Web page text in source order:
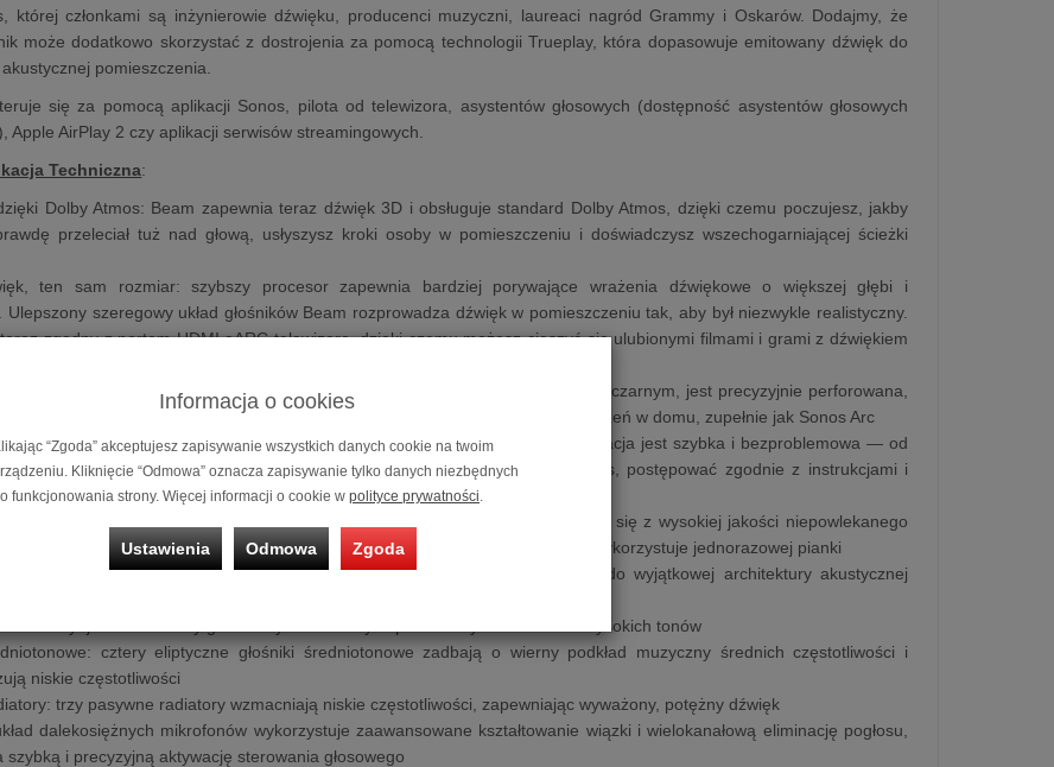
której członkami są inżynierowie dźwięku, producenci muzyczni, laureaci nagród Grammy i Oskarów. Dodajmy, że
może dodatkowo skorzystać z dostrojenia za pomocą technologii Trueplay, która dopasowuje emitowany dźwięk do
pomieszczenia.
się za pomocą aplikacji Sonos, pilota od telewizora, asystentów głosowych (dostępność asystentów głosowych
Apple AirPlay 2 czy aplikacji serwisów streamingowych.
Techniczna:
Dolby Atmos: Beam zapewnia teraz dźwięk 3D i obsługuje standard Dolby Atmos, dzięki czemu poczujesz, jakby
przeleciał tuż nad głową, usłyszysz kroki osoby w pomieszczeniu i doświadczysz wszechogarniającej ścieżki
ten sam rozmiar: szybszy procesor zapewnia bardziej porywające wrażenia dźwiękowe o większej głębi i
Ulepszony szeregowy układ głośników Beam rozprowadza dźwięk w pomieszczeniu tak, aby był niezwykle realistyczny.
teraz zgodny z portem HDMI eARC telewizora, dzięki czemu możesz cieszyć się ulubionymi filmami i grami z dźwiękiem
konstrukcja: nowa maskownica z poliwęglanu, dostępna w kolorzie białym i czarnym, jest precyzyjnie perforowana,
głośnikowi jeszcze lepsze brzmienie. Beam doskonale wtopi się w każdą przestrzeń w domu, zupełnie jak Sonos Arc
konfiguracja: dzięki zaledwie dwóm kablom i obsłudze NFC konfiguracja jest szybka i bezproblemowa — od
do słuchania dzieli Cię tylko kilka chwil. Wystarczy otworzyć aplikację Sonos, postępować zgodnie z instrukcjami i
w telefonie
dźwięk: nowy Beam jest dostarczany w ekologicznym opakowaniu składającym się z wysokiej jakości niepowlekanego
Opakowanie prezentowe jest wykonane w 97% z ekologicznego papieru i nie wykorzystuje jednorazowej pianki
wszystkie cyfrowe wzmacniacze impulsowe zostały doskonale dostrojone do wyjątkowej architektury akustycznej
jeden centralny głośnik wysokotonowy zapewnia czyste brzmienie wysokich tonów
cztery eliptyczne głośniki średniotonowe zadbają o wierny podkład muzyczny średnich częstotliwości i
niskie częstotliwości
trzy pasywne radiatory wzmacniają niskie częstotliwości, zapewniając wyważony, potężny dźwięk
dalekosiężnych mikrofonów wykorzystuje zaawansowane kształtowanie wiązki i wielokanałową eliminację pogłosu,
szybką i precyzyjną aktywację sterowania głosowego
Informacja o cookies
“Zgoda” akceptujesz zapisywanie wszystkich danych cookie na twoim
Kliknięcie “Odmowa” oznacza zapisywanie tylko danych niezbędnych
funkcjonowania strony. Więcej informacji o cookie w polityce prywatności.
Ustawienia Odmowa Zgoda